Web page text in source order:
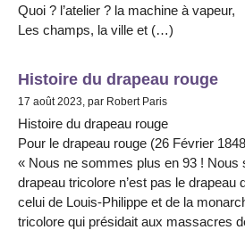
Quoi ? l’atelier ? la machine à vapeur,
Les champs, la ville et (…)
Histoire du drapeau rouge
17 août 2023, par Robert Paris
Histoire du drapeau rouge
Pour le drapeau rouge (26 Février
« Nous ne sommes plus en 93 ! Nous
drapeau tricolore n’est pas le drapeau
celui de Louis-Philippe et de la
tricolore qui présidait aux massacres